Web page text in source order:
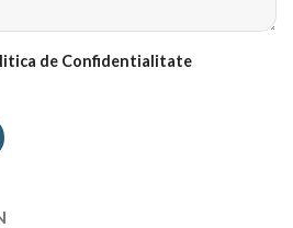
de Confidentialitate